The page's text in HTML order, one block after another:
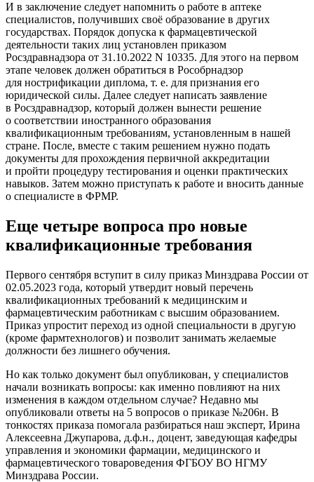
И в заключение следует напомнить о работе в аптеке
специалистов, получивших своё образование в других
государствах. Порядок допуска к фармацевтической
деятельности таких лиц установлен приказом
Росздравнадзора от 31.10.2022 N 10335. Для этого на первом
этапе человек должен обратиться в Рособрнадзор
для нострификации диплома, т. е. для признания его
юридической силы. Далее следует написать заявление
в Росздравнадзор, который должен вынести решение
о соответствии иностранного образования
квалификационным требованиям, установленным в нашей
стране. После, вместе с таким решением нужно подать
документы для прохождения первичной аккредитации
и пройти процедуру тестирования и оценки практических
навыков. Затем можно приступать к работе и вносить данные
о специалисте в ФРМР.
Еще четыре вопроса про новые
квалификационные требования
Первого сентября вступит в силу приказ Минздрава России от
02.05.2023 года, который утвердит новый перечень
квалификационных требований к медицинским и
фармацевтическим работникам с высшим образованием.
Приказ упростит переход из одной специальности в другую
(кроме фармтехнологов) и позволит занимать желаемые
должности без лишнего обучения.
Но как только документ был опубликован, у специалистов
начали возникать вопросы: как именно повлияют на них
изменения в каждом отдельном случае? Недавно мы
опубликовали ответы на 5 вопросов о приказе №206н. В
тонкостях приказа помогала разбираться наш эксперт, Ирина
Алексеевна Джупарова, д.ф.н., доцент, заведующая кафедры
управления и экономики фармации, медицинского и
фармацевтического товароведения ФГБОУ ВО НГМУ
Минздрава России.